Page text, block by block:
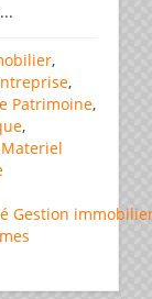
...
,
,
Patrimoine,
,
Materiel
Gestion